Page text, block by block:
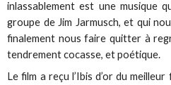
inlassablement est une musique
groupe de Jim Jarmusch, et qui
finalement nous faire quitter à
tendrement cocasse, et poétique.
Le film a reçu l’Ibis d’or du